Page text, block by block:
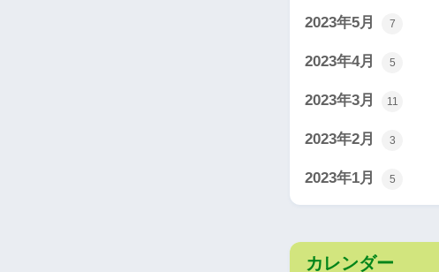
2023年5月 7
2023年4月 5
2023年3月 11
2023年2月 3
2023年1月 5
カレンダー